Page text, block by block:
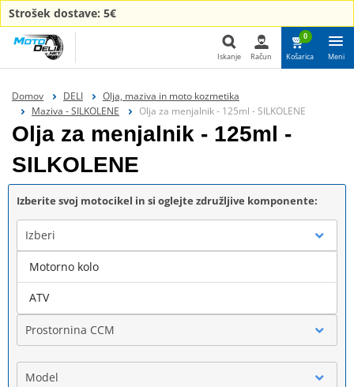
Strošek dostave: 5€
Iskanje Račun
0
Košarica Meni
Domov DELI
Olja, maziva in moto kozmetika
Maziva - SILKOLENE
Olja za menjalnik - 125ml - SILKOLENE
Olja za menjalnik - 125ml -
SILKOLENE
Izberite svoj motocikel in si oglejte združljive komponente:
Izberi
Blagovna znamka
Prostornina CCM
Model
Motorno kolo
ATV